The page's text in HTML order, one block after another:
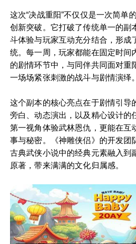
这次“决战重阳”不仅仅是一次简单
创新突破。它打破了传统单一的副
斗体验与玩家互动充分结合，形成
统。每一周，玩家都能在固定时间
的剧情环节中，与同伴共同面对重
一场场紧张刺激的战斗与剧情演绎。
这个副本的核心亮点在于剧情引导
旁白、动态演出，以及精心设计的
第一视角体验武林恩仇，更能在互
事与秘密。《神雕侠侣》的开发团
古典武侠小说中的经典元素融入到
原著，带来满满的文化归属感。